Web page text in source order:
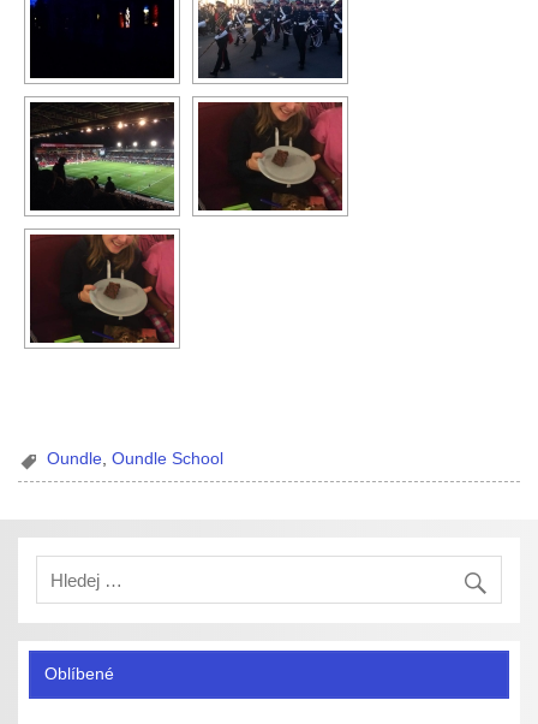
Oundle,Oundle School
Oblíbené